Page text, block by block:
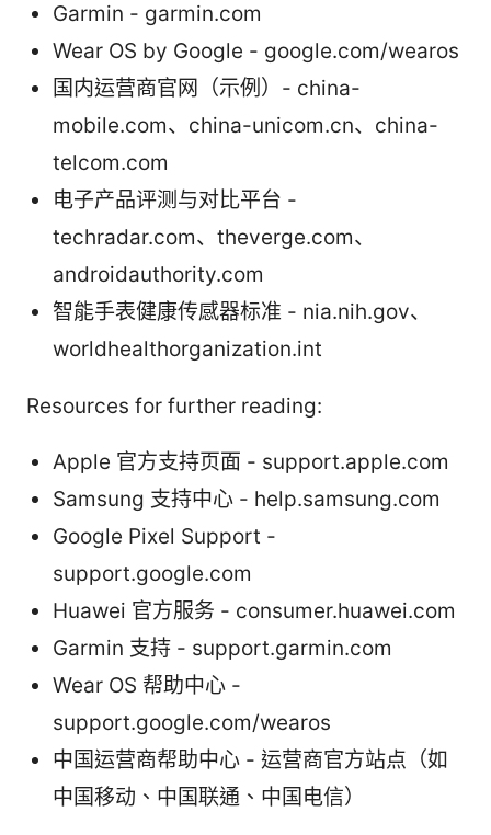
Garmin - garmin.com
Wear OS by Google - google.com/wearos
国内运营商官网（示例）- china-
mobile.com、china-unicom.cn、china-
telcom.com
电子产品评测与对比平台 -
techradar.com、theverge.com、
androidauthority.com
智能手表健康传感器标准 - nia.nih.gov、
worldhealthorganization.int
Resources for further reading:
Apple 官方支持页面 - support.apple.com
Samsung 支持中心 - help.samsung.com
Google Pixel Support -
support.google.com
Huawei 官方服务 - consumer.huawei.com
Garmin 支持 - support.garmin.com
Wear OS 帮助中心 -
support.google.com/wearos
中国运营商帮助中心 - 运营商官方站点（如
中国移动、中国联通、中国电信）